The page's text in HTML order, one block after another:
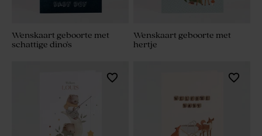
Wenskaart geboorte met
schattige dino's
Wenskaart geboorte met
hertje